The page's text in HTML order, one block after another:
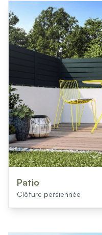
Accès Pro
Patio
Clôture persiennée